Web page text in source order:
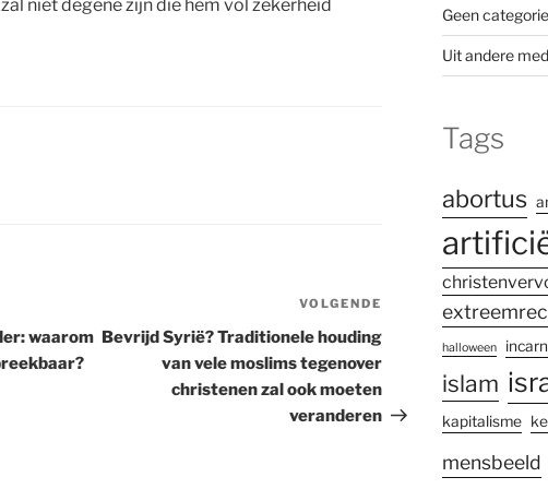
niet degene zijn die hem vol zekerheid
waarom
Volgend
bericht
VOLGENDE
Bevrijd Syrië? Traditionele houding
van vele moslims tegenover
christenen zal ook moeten
veranderen
Geen categorie
Uit andere
Tags
abortus
halloween
islam
kapitalisme
mensbeeld